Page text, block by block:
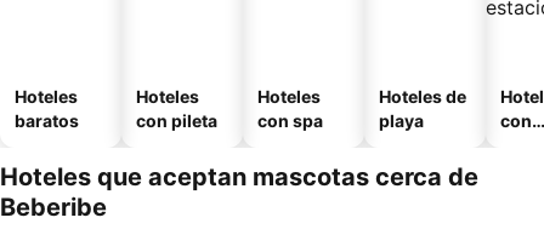
Hoteles
baratos
Hoteles
con pileta
Hoteles
con spa
Hoteles de
playa
con
Hoteles que aceptan mascotas cerca de
Beberibe